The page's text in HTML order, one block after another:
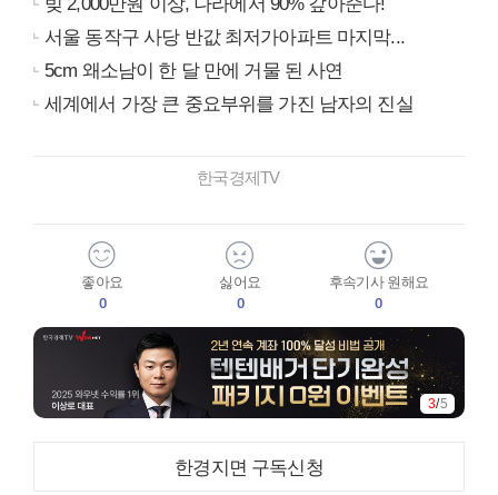
서울 동작구 사당 반값 최저가아파트 마지막...
5cm 왜소남이 한 달 만에 거물 된 사연
세계에서 가장 큰 중요부위를 가진 남자의 진실
한국경제TV
좋아요
0
싫어요
0
후속기사 원해요
0
3/5
한경지면 구독신청